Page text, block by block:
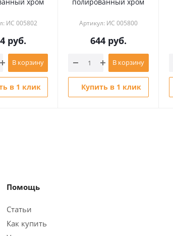
ИС 005802
руб.
В корзину
в 1 клик
Артикул: ИС 005800
644руб.
В корзину
Купить в 1 клик
Помощь
Статьи
Как купить